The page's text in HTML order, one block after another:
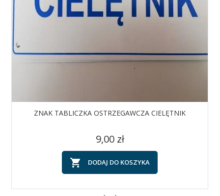
ZNAK TABLICZKA OSTRZEGAWCZA CIELĘTNIK
Cena
9,00 zł
 DODAJ DO KOSZYKA